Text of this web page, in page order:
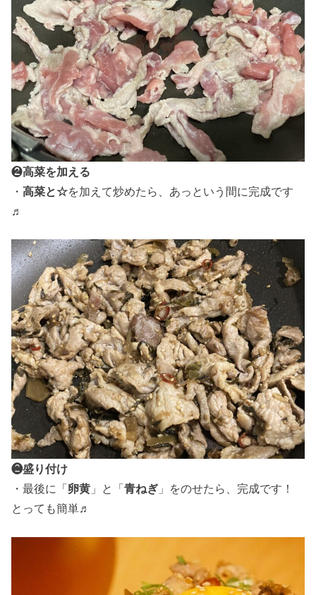
❷高菜を加える
・高菜と☆を加えて炒めたら、あっという間に完成です
♬
❷盛り付け
・最後に「卵黄 」と「青ねぎ 」をのせたら、完成です！
とっても簡単♬